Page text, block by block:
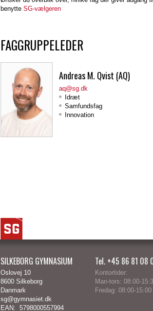
benytte SG-vælgeren
FAGGRUPPELEDER
Andreas M. Qvist (AQ)
aq@sg.dk
Idræt
Samfundsfag
Innovation
SILKEBORG GYMNASIUM
Oslovej 10
8600 Silkeborg
Danmark
sg@gymnasiet.dk
EAN: 5798000557994
Tel. +45 86 81 08
Kontortider:
Man-tors: 08:00-
Fredag: 08:00-15:00